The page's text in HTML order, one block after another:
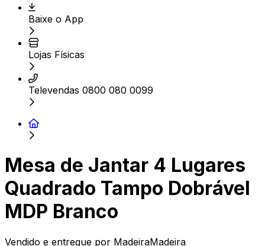
Baixe o App
Lojas Físicas
Televendas 0800 080 0099
Mesa de Jantar 4 Lugares
Quadrado Tampo Dobrável
MDP Branco
Vendido e entregue por MadeiraMadeira